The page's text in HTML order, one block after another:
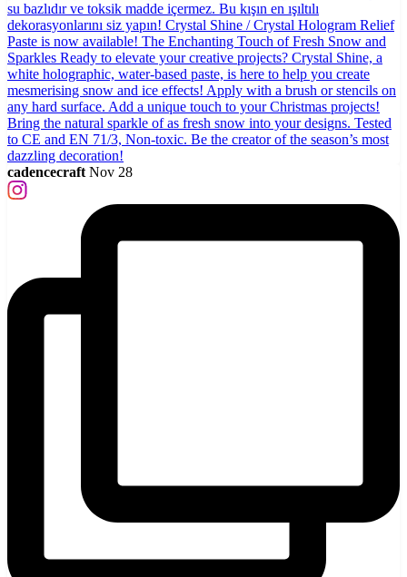
cadencecraft Nov 28